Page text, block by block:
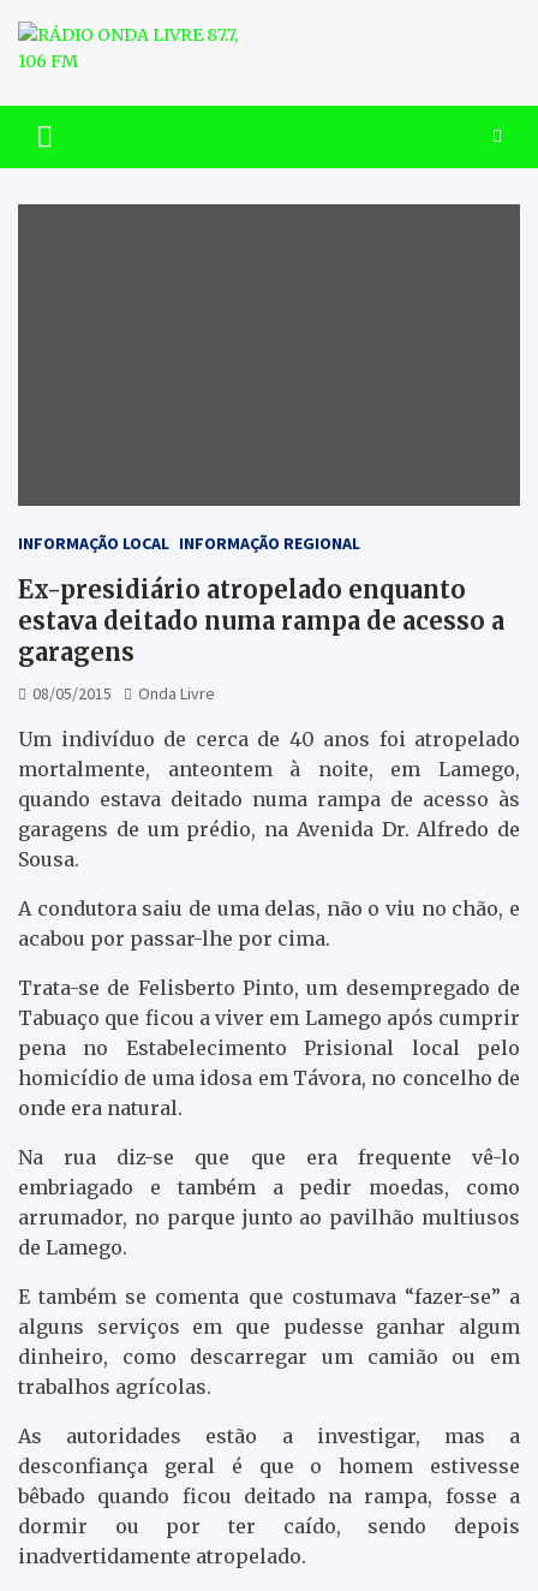
content
RÁDIO ONDA LIVRE 87.7, 106
FM
INFORMAÇÃO LOCAL INFORMAÇÃO REGIONAL
Ex-presidiário atropelado enquanto
estava deitado numa rampa de acesso a
garagens
08/05/2015 Onda Livre
Um indivíduo de cerca de 40 anos foi atropelado
mortalmente, anteontem à noite, em Lamego,
quando estava deitado numa rampa de acesso às
garagens de um prédio, na Avenida Dr. Alfredo de
Sousa.
A condutora saiu de uma delas, não o viu no chão, e
acabou por passar-lhe por cima.
Trata-se de Felisberto Pinto, um desempregado de
Tabuaço que ficou a viver em Lamego após cumprir
pena no Estabelecimento Prisional local pelo
homicídio de uma idosa em Távora, no concelho de
onde era natural.
Na rua diz-se que que era frequente vê-lo
embriagado e também a pedir moedas, como
arrumador, no parque junto ao pavilhão multiusos
de Lamego.
E também se comenta que costumava “fazer-se” a
alguns serviços em que pudesse ganhar algum
dinheiro, como descarregar um camião ou em
trabalhos agrícolas.
As autoridades estão a investigar, mas a
desconfiança geral é que o homem estivesse
bêbado quando ficou deitado na rampa, fosse a
dormir ou por ter caído, sendo depois
inadvertidamente atropelado.